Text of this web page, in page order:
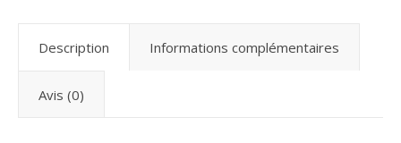
Description Informations complémentaires
Avis (0)